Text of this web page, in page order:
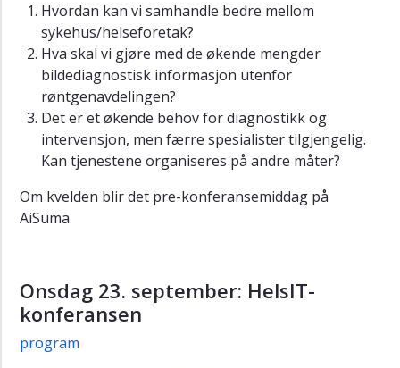
Hvordan kan vi samhandle bedre mellom
sykehus/helseforetak?
Hva skal vi gjøre med de økende mengder
bildediagnostisk informasjon utenfor
røntgenavdelingen?
Det er et økende behov for diagnostikk og
intervensjon, men færre spesialister tilgjengelig.
Kan tjenestene organiseres på andre måter?
Om kvelden blir det pre-konferansemiddag på
AiSuma.
Onsdag 23. september: HelsIT-
konferansen
program